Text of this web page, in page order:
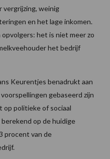
vergrijzing, weinig
en het lage inkomen.
het is niet meer zo
het bedrijf
Keurentjes benadrukt aan
gebaseerd zijn
op politieke of sociaal
op de huidige
procent van de